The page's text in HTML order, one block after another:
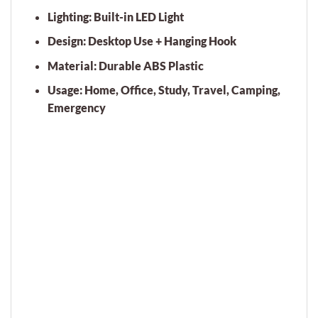
Lighting:Built-in LED Light
Design:Desktop Use + Hanging Hook
Material:Durable ABS Plastic
Usage:Home, Office, Study, Travel, Camping,
Emergency